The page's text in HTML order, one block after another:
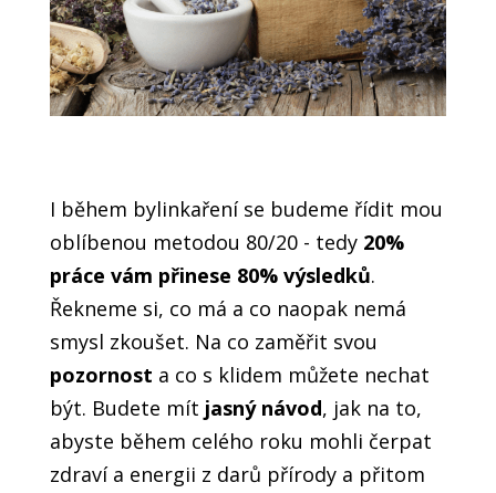
I během bylinkaření se budeme řídit mou
oblíbenou metodou 80/20 - tedy 20%
práce vám přinese 80% výsledků.
Řekneme si, co má a co naopak nemá
smysl zkoušet. Na co zaměřit svou
pozornost a co s klidem můžete nechat
být. Budete mít jasný návod, jak na to,
abyste během celého roku mohli čerpat
zdraví a energii z darů přírody a přitom